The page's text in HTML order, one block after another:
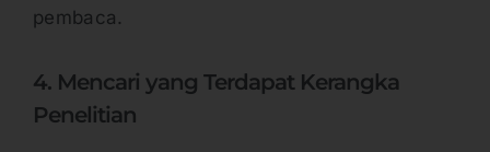
pembaca.
4. Mencari yang Terdapat Kerangka
Penelitian